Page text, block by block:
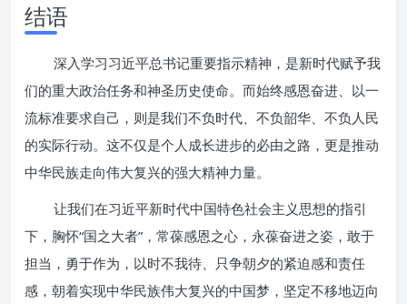
结语
深入学习习近平总书记重要指示精神，是新时代赋予我
们的重大政治任务和神圣历史使命。而始终感恩奋进、以一
流标准要求自己，则是我们不负时代、不负韶华、不负人民
的实际行动。这不仅是个人成长进步的必由之路，更是推动
中华民族走向伟大复兴的强大精神力量。
让我们在习近平新时代中国特色社会主义思想的指引
下，胸怀“国之大者”，常葆感恩之心，永葆奋进之姿，敢于
担当，勇于作为，以时不我待、只争朝夕的紧迫感和责任
感，朝着实现中华民族伟大复兴的中国梦，坚定不移地迈向